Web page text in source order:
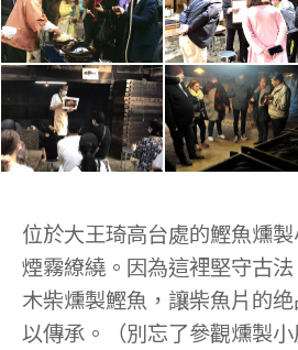
位於大王琦高台處的鰹魚燻
煙霧繚繞。因為這裡堅守古
木柴燻製鰹魚，讓柴魚片的
以傳承。（別忘了參觀燻製小